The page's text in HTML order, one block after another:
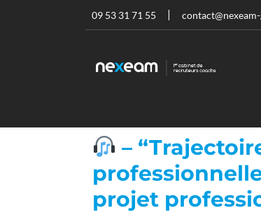
09 53 31 71 55
–
projet